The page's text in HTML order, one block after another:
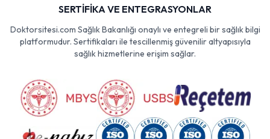
SERTİFİKA VE ENTEGRASYONLAR
Doktorsitesi.com Sağlık Bakanlığı onaylı ve entegreli bir sağlık bilgi
platformudur. Sertifikaları ile tescillenmiş güvenilir altyapısıyla
sağlık hizmetlerine erişim sağlar.